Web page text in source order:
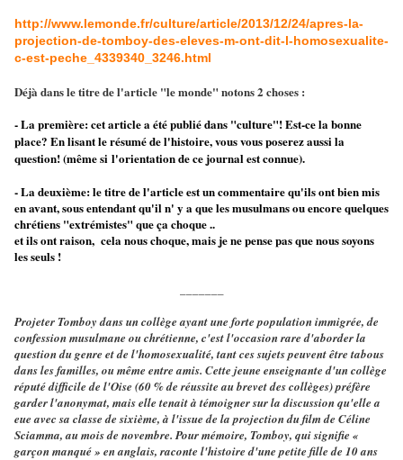
http://www.lemonde.fr/culture/article/2013/12/24/apres-la-
projection-de-tomboy-des-eleves-m-ont-dit-l-homosexualite-
c-est-peche_4339340_3246.html
Déjà dans le titre de l'article "le monde" notons 2 choses :
- La première: cet article a été publié dans "culture"! Est-ce la bonne
place? En lisant le résumé de l'histoire, vous vous poserez aussi la
question! (même si l'orientation de ce journal est connue).
- La deuxième: le titre de l'article est un commentaire qu'ils ont bien mis
en avant, sous entendant qu'il n' y a que les musulmansou encore quelques
chrétiens "extrémistes" que ça choque ..
et ils ont raison, cela nous choque, mais je ne pense pas que nous soyons
les seuls !
Projeter Tomboy dans un collège ayant une forte population immigrée, de
confession musulmane ou chrétienne, c'est l'occasion rare d'aborder la
question du genre et de l'homosexualité, tant ces sujets peuvent être tabous
dans les familles, ou même entre amis. Cette jeune enseignante d'un collège
réputé difficile de l'Oise (60 % de réussite au brevet des collèges) préfère
garder l'anonymat, mais elle tenait à témoigner sur la discussion qu'elle a
eue avec sa classe de sixième, à l'issue de la projection du film de Céline
Sciamma, au mois de novembre. Pour mémoire, Tomboy, qui signifie «
garçon manqué » en anglais, raconte l'histoire d'une petite fille de 10 ans